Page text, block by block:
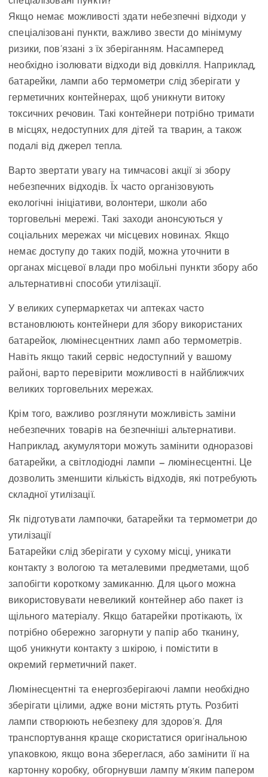
Якщо немає можливості здати небезпечні відходи у
спеціалізовані пункти, важливо звести до мінімуму
ризики, пов’язані з їх зберіганням. Насамперед
необхідно ізолювати відходи від довкілля. Наприклад,
батарейки, лампи або термометри слід зберігати у
герметичних контейнерах, щоб уникнути витоку
токсичних речовин. Такі контейнери потрібно тримати
в місцях, недоступних для дітей та тварин, а також
подалі від джерел тепла.
Варто звертати увагу на тимчасові акції зі збору
небезпечних відходів. Їх часто організовують
екологічні ініціативи, волонтери, школи або
торговельні мережі. Такі заходи анонсуються у
соціальних мережах чи місцевих новинах. Якщо
немає доступу до таких подій, можна уточнити в
органах місцевої влади про мобільні пункти збору або
альтернативні способи утилізації.
У великих супермаркетах чи аптеках часто
встановлюють контейнери для збору використаних
батарейок, люмінесцентних ламп або термометрів.
Навіть якщо такий сервіс недоступний у вашому
районі, варто перевірити можливості в найближчих
великих торговельних мережах.
Крім того, важливо розглянути можливість заміни
небезпечних товарів на безпечніші альтернативи.
Наприклад, акумулятори можуть замінити одноразові
батарейки, а світлодіодні лампи — люмінесцентні. Це
дозволить зменшити кількість відходів, які потребують
складної утилізації.
Як підготувати лампочки, батарейки та термометри до
утилізації
Батарейки слід зберігати у сухому місці, уникати
контакту з вологою та металевими предметами, щоб
запобігти короткому замиканню. Для цього можна
використовувати невеликий контейнер або пакет із
щільного матеріалу. Якщо батарейки протікають, їх
потрібно обережно загорнути у папір або тканину,
щоб уникнути контакту з шкірою, і помістити в
окремий герметичний пакет.
Люмінесцентні та енергозберігаючі лампи необхідно
зберігати цілими, адже вони містять ртуть. Розбиті
лампи створюють небезпеку для здоров’я. Для
транспортування краще скористатися оригінальною
упаковкою, якщо вона збереглася, або замінити її на
картонну коробку, обгорнувши лампу м’яким папером